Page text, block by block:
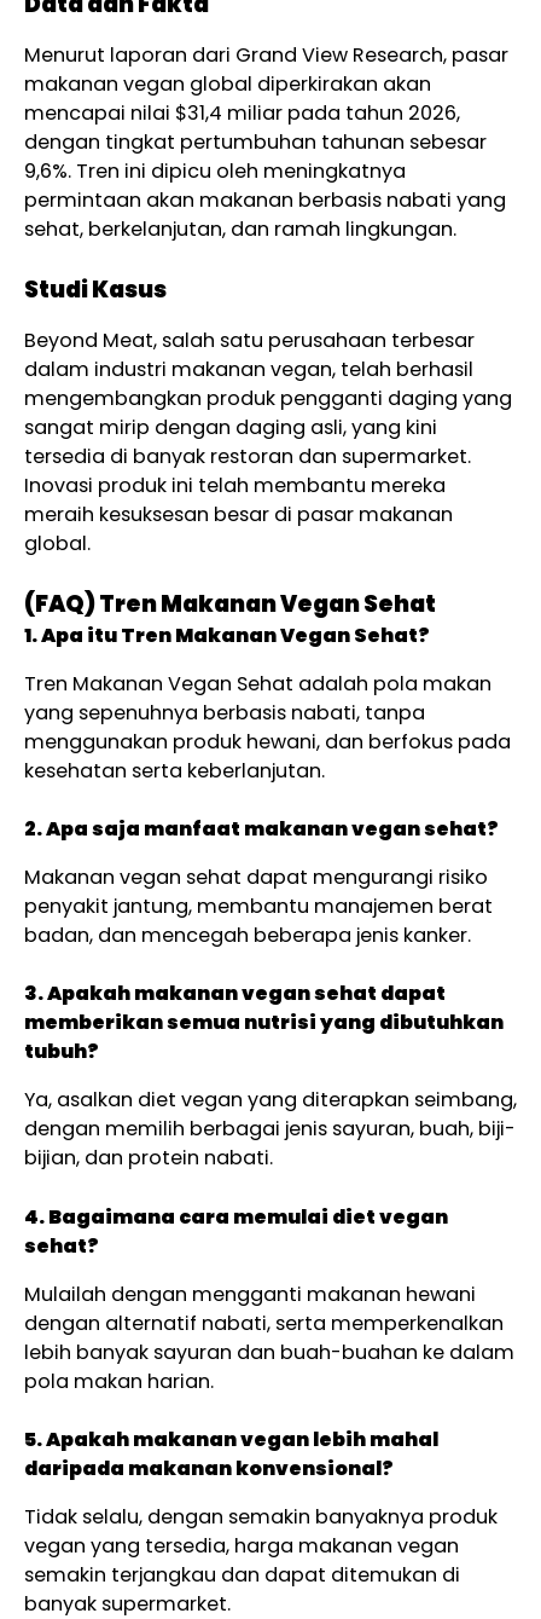
Menurut laporan dari Grand View Research, pasar
makanan vegan global diperkirakan akan
mencapai nilai $31,4 miliar pada tahun 2026,
dengan tingkat pertumbuhan tahunan sebesar
9,6%. Tren ini dipicu oleh meningkatnya
permintaan akan makanan berbasis nabati yang
sehat, berkelanjutan, dan ramah lingkungan.
Studi Kasus
Beyond Meat, salah satu perusahaan terbesar
dalam industri makanan vegan, telah berhasil
mengembangkan produk pengganti daging yang
sangat mirip dengan daging asli, yang kini
tersedia di banyak restoran dan supermarket.
Inovasi produk ini telah membantu mereka
meraih kesuksesan besar di pasar makanan
global.
(FAQ) Tren Makanan Vegan Sehat
1. Apa itu Tren Makanan Vegan Sehat?
Tren Makanan Vegan Sehat adalah pola makan
yang sepenuhnya berbasis nabati, tanpa
menggunakan produk hewani, dan berfokus pada
kesehatan serta keberlanjutan.
2. Apa saja manfaat makanan vegan sehat?
Makanan vegan sehat dapat mengurangi risiko
penyakit jantung, membantu manajemen berat
badan, dan mencegah beberapa jenis kanker.
3. Apakah makanan vegan sehat dapat
memberikan semua nutrisi yang dibutuhkan
tubuh?
Ya, asalkan diet vegan yang diterapkan seimbang,
dengan memilih berbagai jenis sayuran, buah, biji-
bijian, dan protein nabati.
4. Bagaimana cara memulai diet vegan
sehat?
Mulailah dengan mengganti makanan hewani
dengan alternatif nabati, serta memperkenalkan
lebih banyak sayuran dan buah-buahan ke dalam
pola makan harian.
5. Apakah makanan vegan lebih mahal
daripada makanan konvensional?
Tidak selalu, dengan semakin banyaknya produk
vegan yang tersedia, harga makanan vegan
semakin terjangkau dan dapat ditemukan di
banyak supermarket.